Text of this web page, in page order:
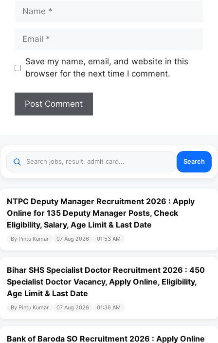
Name
Email
Website
Save my name, email, and website in this
browser for the next time I comment.
Search
NTPC Deputy Manager Recruitment 2026 : Apply
Online for 135 Deputy Manager Posts, Check
Eligibility, Salary, Age Limit & Last Date
By Pintu Kumar 07 Aug 2026 01:53 AM
Bihar SHS Specialist Doctor Recruitment 2026 : 450
Specialist Doctor Vacancy, Apply Online, Eligibility,
Age Limit & Last Date
By Pintu Kumar 07 Aug 2026 01:36 AM
Bank of Baroda SO Recruitment 2026 : Apply Online